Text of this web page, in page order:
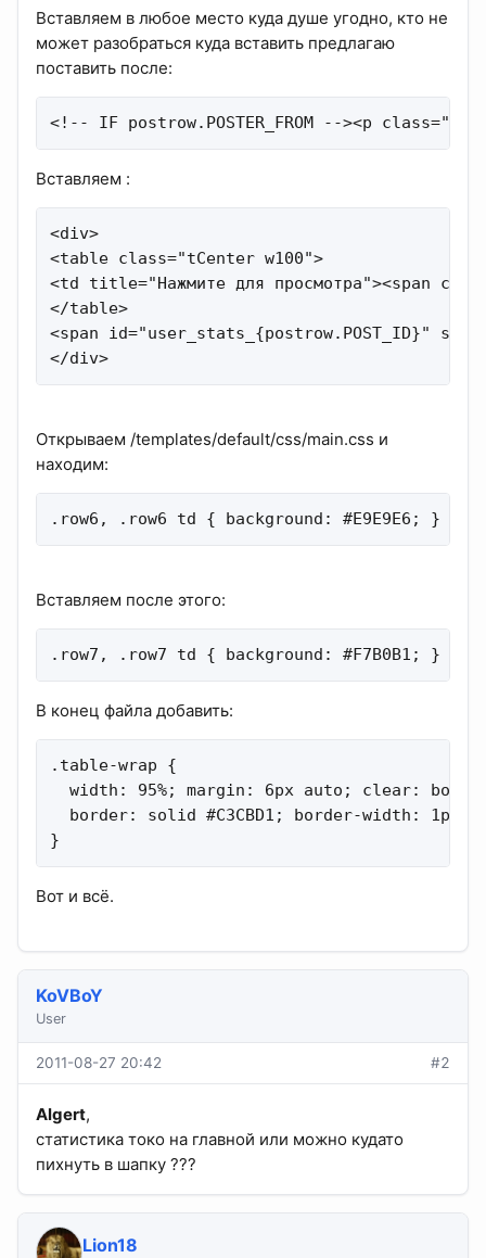
Вставляем в любое место куда душе угодно, кто не
может разобраться куда вставить предлагаю
поставить после:
<!-- IF postrow.POSTER_FROM --><p
Вставляем :
<div>
<table class="tCenter w100">
<td title="Нажмите для просмотра"><span
</table>
<span id="user_stats_{postrow.POST_ID}"
</div>
Открываем /templates/default/css/main.css и
находим:
.row6, .row6 td { background: #E9E9E6; }
Вставляем после этого:
.row7, .row7 td { background: #F7B0B1; }
В конец файла добавить:
.table-wrap {
width: 95%; margin: 6px auto; clear:
border: solid #C3CBD1; border-width: 1px
}
Вот и всё.
KoVBoY
User
2011-08-27 20:42 #2
Algert,
статистика токо на главной или можно кудато
пихнуть в шапку ???
Lion18